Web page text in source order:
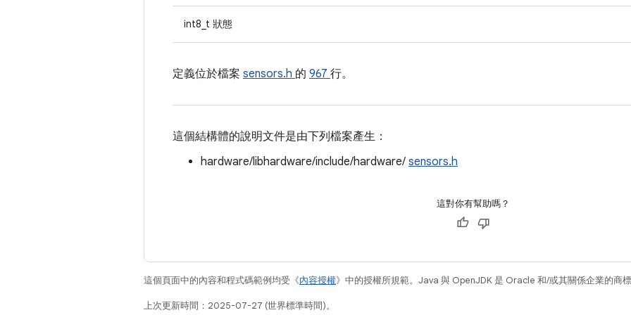
int8_t 狀態
定義位於檔案 sensors.h 的 967 行。
這個結構體的說明文件是由下列檔案產生：
hardware/libhardware/include/hardware/ sensors.h
這對你有幫助嗎？
這個頁面中的內容和程式碼範例均受《內容授權》中的授權所規範。Java 與 OpenJDK 是 Oracle 和/或其關係企業的商標
上次更新時間：2025-07-27 (世界標準時間)。